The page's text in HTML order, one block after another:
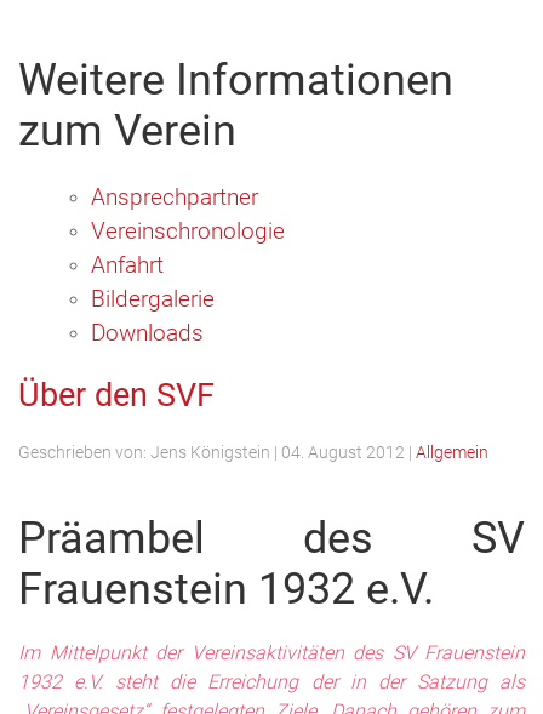
Weitere Informationen
zum Verein
Ansprechpartner
Vereinschronologie
Anfahrt
Bildergalerie
Downloads
Über den SVF
Geschrieben von: Jens Königstein | 04. August 2012 | Allgemein
Präambel des SV
Frauenstein 1932 e.V.
Im Mittelpunkt der Vereinsaktivitäten des SV Frauenstein
1932 e.V. steht die Erreichung der in der Satzung als